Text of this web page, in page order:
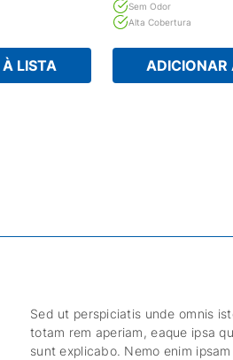
LISTA
Sem Odor
Alta Cobertura
ADICIONAR
Sed ut perspiciatis unde omnis
totam rem aperiam, eaque ipsa
sunt explicabo. Nemo enim